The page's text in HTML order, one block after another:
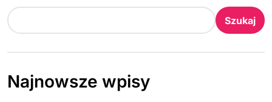
Szukaj
Najnowsze wpisy